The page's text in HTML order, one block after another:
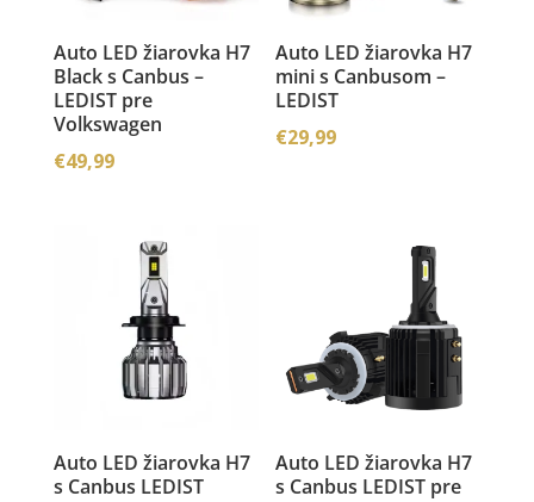
Auto LED žiarovka H7
Black s Canbus –
LEDIST pre
Volkswagen
€49,99
Auto LED žiarovka H7
mini s Canbusom –
LEDIST
€29,99
Auto LED žiarovka H7
s Canbus LEDIST
Auto LED žiarovka H7
s Canbus LEDIST pre